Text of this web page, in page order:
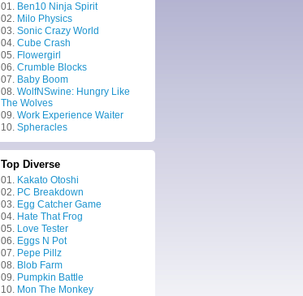
01. Ben10 Ninja Spirit
02. Milo Physics
03. Sonic Crazy World
04. Cube Crash
05. Flowergirl
06. Crumble Blocks
07. Baby Boom
08. WolfNSwine: Hungry Like
The Wolves
09. Work Experience Waiter
10. Spheracles
Top Diverse
01. Kakato Otoshi
02. PC Breakdown
03. Egg Catcher Game
04. Hate That Frog
05. Love Tester
06. Eggs N Pot
07. Pepe Pillz
08. Blob Farm
09. Pumpkin Battle
10. Mon The Monkey